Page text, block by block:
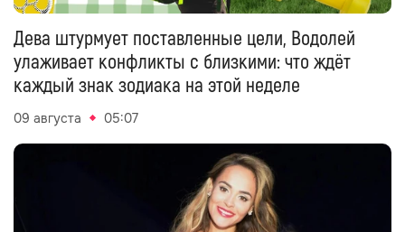
Дева штурмует поставленные цели, Водолей
улаживает конфликты с близкими: что ждёт
каждый знак зодиака на этой неделе
09 августа 05:07